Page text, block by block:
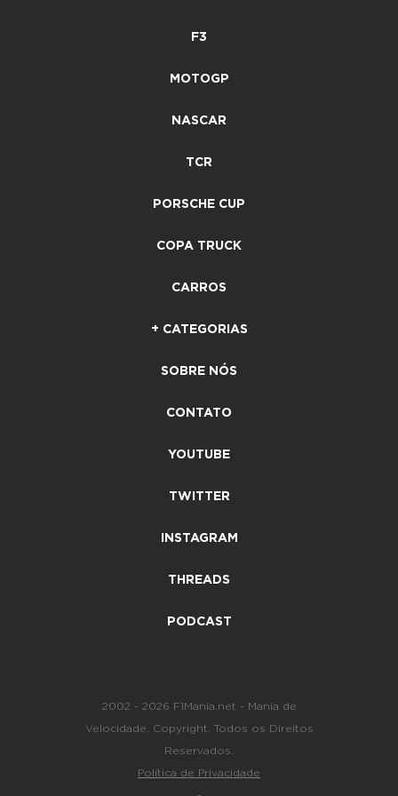
F3
MOTOGP
NASCAR
TCR
PORSCHE CUP
COPA TRUCK
CARROS
+ CATEGORIAS
SOBRE NÓS
CONTATO
YOUTUBE
TWITTER
INSTAGRAM
THREADS
PODCAST
2002 - 2026 F1Mania.net - Mania de
Velocidade. Copyright. Todos os Direitos
Reservados.
Política de Privacidade